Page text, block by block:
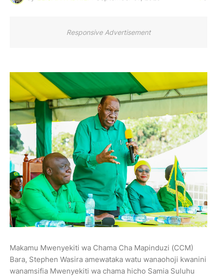
Responsive Advertisement
Makamu Mwenyekiti wa Chama Cha Mapinduzi (CCM)
Bara, Stephen Wasira amewataka watu wanaohoji kwanini
wanamsifia Mwenyekiti wa chama hicho Samia Suluhu